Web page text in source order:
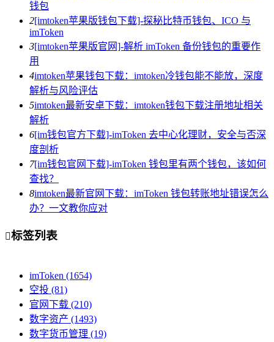
钱包
2[imtoken苹果版钱包下载]-探秘比特币钱包、ICO 与
imToken
3[imtoken苹果版官网]-解析 imToken 备份钱包的重要作
用
4imtoken苹果钱包下载：imtoken冷钱包能不能放，深度
解析与风险评估
5imtoken最新安卓下载：imtoken钱包下载注册地址相关
解析
6[im钱包官方下载]-imToken 去中心化理财，安全与否深
度剖析
7[im钱包官网下载]-imToken 钱包里有两个钱包，该如何
查找？
8imtoken最新官网下载：imToken 钱包转账地址错误怎么
办？一文教你应对
标签列表
imToken (1654)
空投 (81)
官网下载 (210)
数字资产 (1493)
数字货币管理 (19)